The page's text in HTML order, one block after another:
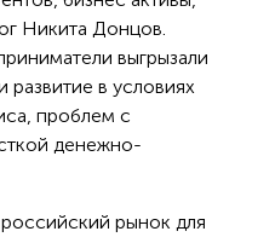
Никита Донцов.
выгрызали
развитие в условиях
проблем с
денежно-
рынок для